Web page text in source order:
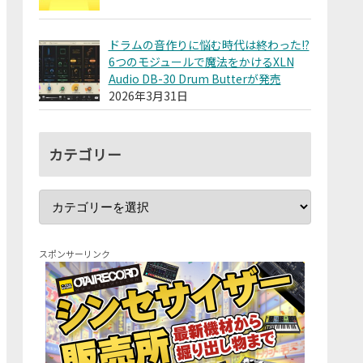
ドラムの音作りに悩む時代は終わった!?
6つのモジュールで魔法をかけるXLN
Audio DB-30 Drum Butterが発売
2026年3月31日
カテゴリー
スポンサーリンク